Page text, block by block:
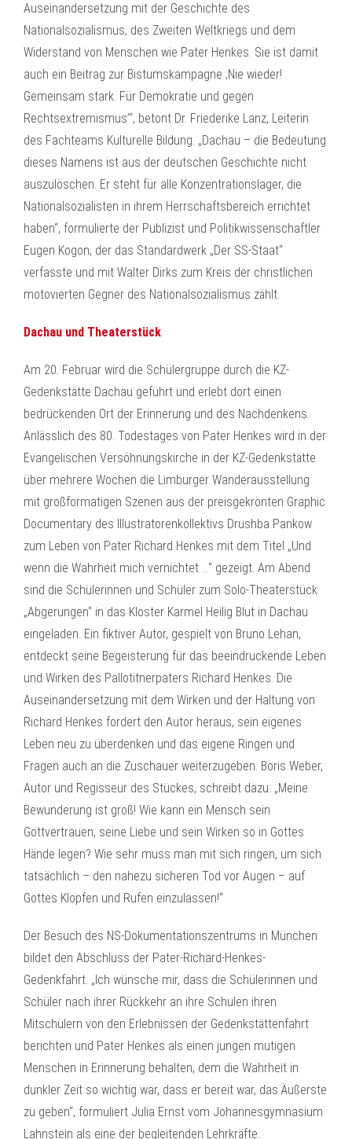
Auseinandersetzung mit der Geschichte des
Nationalsozialismus, des Zweiten Weltkriegs und dem
Widerstand von Menschen wie Pater Henkes. Sie ist damit
auch ein Beitrag zur Bistumskampagne ‚Nie wieder!
Gemeinsam stark. Für Demokratie und gegen
Rechtsextremismus’“, betont Dr. Friederike Lanz, Leiterin
des Fachteams Kulturelle Bildung. „Dachau – die Bedeutung
dieses Namens ist aus der deutschen Geschichte nicht
auszulöschen. Er steht für alle Konzentrationslager, die
Nationalsozialisten in ihrem Herrschaftsbereich errichtet
haben“, formulierte der Publizist und Politikwissenschaftler
Eugen Kogon, der das Standardwerk „Der SS-Staat“
verfasste und mit Walter Dirks zum Kreis der christlichen
motovierten Gegner des Nationalsozialismus zählt.
Dachau und Theaterstück
Am 20. Februar wird die Schülergruppe durch die KZ-
Gedenkstätte Dachau geführt und erlebt dort einen
bedrückenden Ort der Erinnerung und des Nachdenkens.
Anlässlich des 80. Todestages von Pater Henkes wird in der
Evangelischen Versöhnungskirche in der KZ-Gedenkstätte
über mehrere Wochen die Limburger Wanderausstellung
mit großformatigen Szenen aus der preisgekrönten Graphic
Documentary des Illustratorenkollektivs Drushba Pankow
zum Leben von Pater Richard Henkes mit dem Titel „Und
wenn die Wahrheit mich vernichtet …“ gezeigt. Am Abend
sind die Schülerinnen und Schüler zum Solo-Theaterstück
„Abgerungen“ in das Kloster Karmel Heilig Blut in Dachau
eingeladen. Ein fiktiver Autor, gespielt von Bruno Lehan,
entdeckt seine Begeisterung für das beeindruckende Leben
und Wirken des Pallotitnerpaters Richard Henkes. Die
Auseinandersetzung mit dem Wirken und der Haltung von
Richard Henkes fordert den Autor heraus, sein eigenes
Leben neu zu überdenken und das eigene Ringen und
Fragen auch an die Zuschauer weiterzugeben. Boris Weber,
Autor und Regisseur des Stückes, schreibt dazu: „Meine
Bewunderung ist groß! Wie kann ein Mensch sein
Gottvertrauen, seine Liebe und sein Wirken so in Gottes
Hände legen? Wie sehr muss man mit sich ringen, um sich
tatsächlich – den nahezu sicheren Tod vor Augen – auf
Gottes Klopfen und Rufen einzulassen!“
Der Besuch des NS-Dokumentationszentrums in München
bildet den Abschluss der Pater-Richard-Henkes-
Gedenkfahrt. „Ich wünsche mir, dass die Schülerinnen und
Schüler nach ihrer Rückkehr an ihre Schulen ihren
Mitschülern von den Erlebnissen der Gedenkstättenfahrt
berichten und Pater Henkes als einen jungen mutigen
Menschen in Erinnerung behalten, dem die Wahrheit in
dunkler Zeit so wichtig war, dass er bereit war, das Äußerste
zu geben“, formuliert Julia Ernst vom Johannesgymnasium
Lahnstein als eine der begleitenden Lehrkräfte.